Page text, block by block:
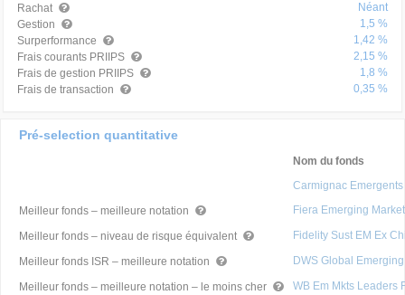
Rachat
Néant
Gestion
1,5 %
Surperformance
1,42 %
Frais courants PRIIPS
2,15 %
Frais de gestion PRIIPS
1,8 %
Frais de transaction
0,35 %
Pré-selection quantitative
Nom du fonds
Carmignac Emergents
Meilleur fonds – meilleure notation
Fiera Emerging
Meilleur fonds – niveau de risque équivalent Fidelity Sust EM Ex
Meilleur fonds ISR – meilleure notation DWS Global
Meilleur fonds – meilleure notation – le moins cher WB Em Mkts Leaders